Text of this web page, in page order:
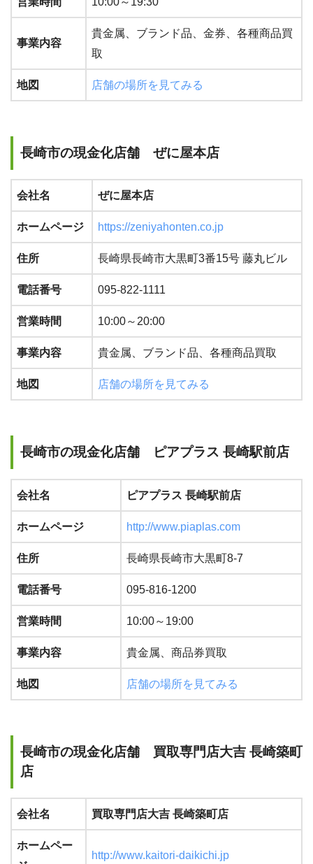
事業内容
貴金属、ブランド品、金券、各種商品買
取
地図 店舗の場所を見てみる
長崎市の現金化店舗 ぜに屋本店
会社名 ぜに屋本店
ホームページ https://zeniyahonten.co.jp
住所 長崎県長崎市大黒町3番15号 藤丸ビル
電話番号 095-822-1111
営業時間 10:00～20:00
事業内容 貴金属、ブランド品、各種商品買取
地図 店舗の場所を見てみる
長崎市の現金化店舗 ピアプラス 長崎駅前店
会社名 ピアプラス 長崎駅前店
ホームページ http://www.piaplas.com
住所 長崎県長崎市大黒町8-7
電話番号 095-816-1200
営業時間 10:00～19:00
事業内容 貴金属、商品券買取
地図 店舗の場所を見てみる
長崎市の現金化店舗 買取専門店大吉 長崎築町
店
会社名 買取専門店大吉 長崎築町店
ホームペー
http://www.kaitori-daikichi.jp